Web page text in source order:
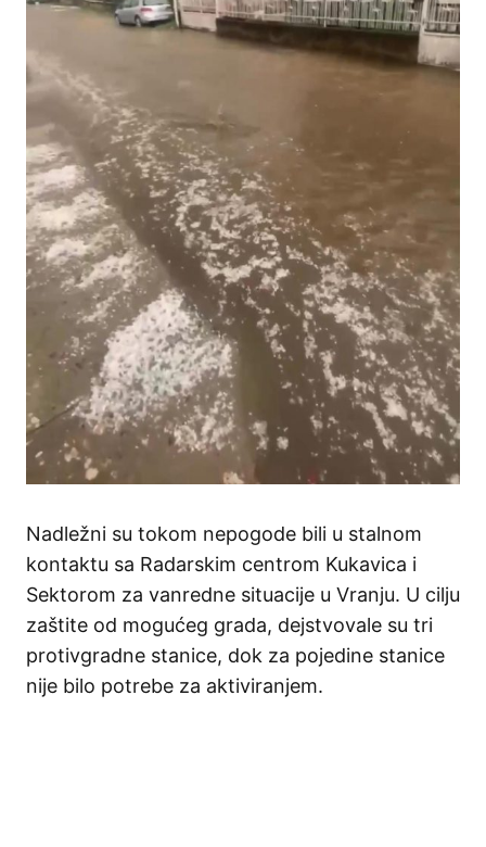
Nadležni su tokom nepogode bili u stalnom
kontaktu sa Radarskim centrom Kukavica i
Sektorom za vanredne situacije u Vranju. U cilju
zaštite od mogućeg grada, dejstvovale su tri
protivgradne stanice, dok za pojedine stanice
nije bilo potrebe za aktiviranjem.